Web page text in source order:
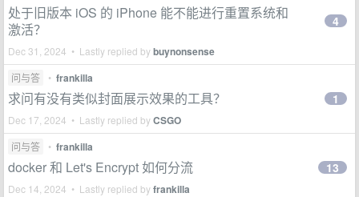
处于旧版本 iOS 的 iPhone 能不能进行重置系统和
激活？
Dec 31, 2024 • Lastly replied bybuynonsense
4
问与答 • frankilla
求问有没有类似封面展示效果的工具？
Dec 17, 2024 • Lastly replied byCSGO
1
问与答 • frankilla
docker 和 Let's Encrypt 如何分流
Dec 14, 2024 • Lastly replied byfrankilla
13